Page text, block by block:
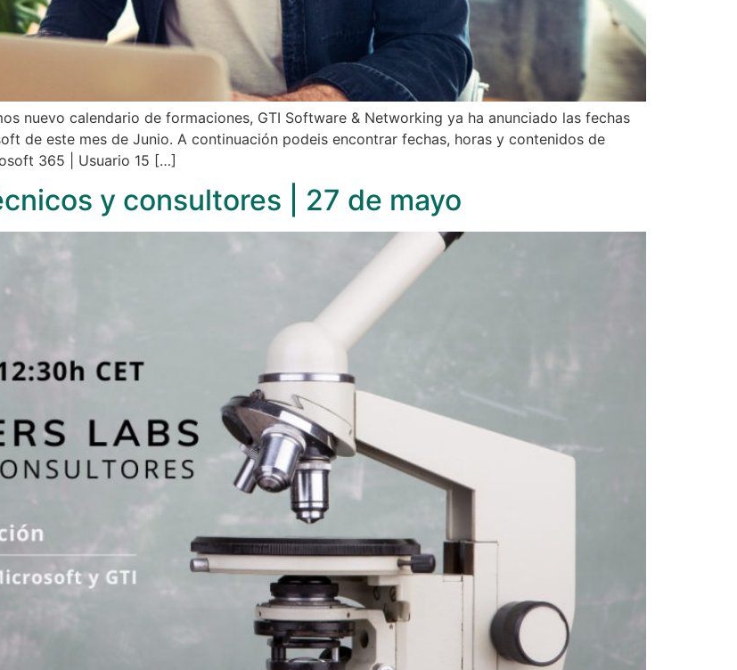
nuevo calendario de formaciones, GTI Software & Networking ya ha anunciado las fechas
de este mes de Junio. A continuación podeis encontrar fechas, horas y contenidos de
365 | Usuario 15 […]
y consultores | 27 de mayo